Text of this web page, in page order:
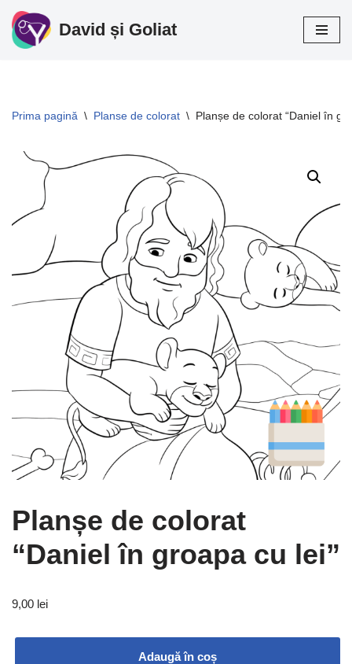
Sari
David și Goliat
Prima pagină \ Planse de colorat \ Planșe de colorat “Daniel în
Planșe de colorat
“Daniel în groapa cu lei”
9,00 lei
Adaugă în coș